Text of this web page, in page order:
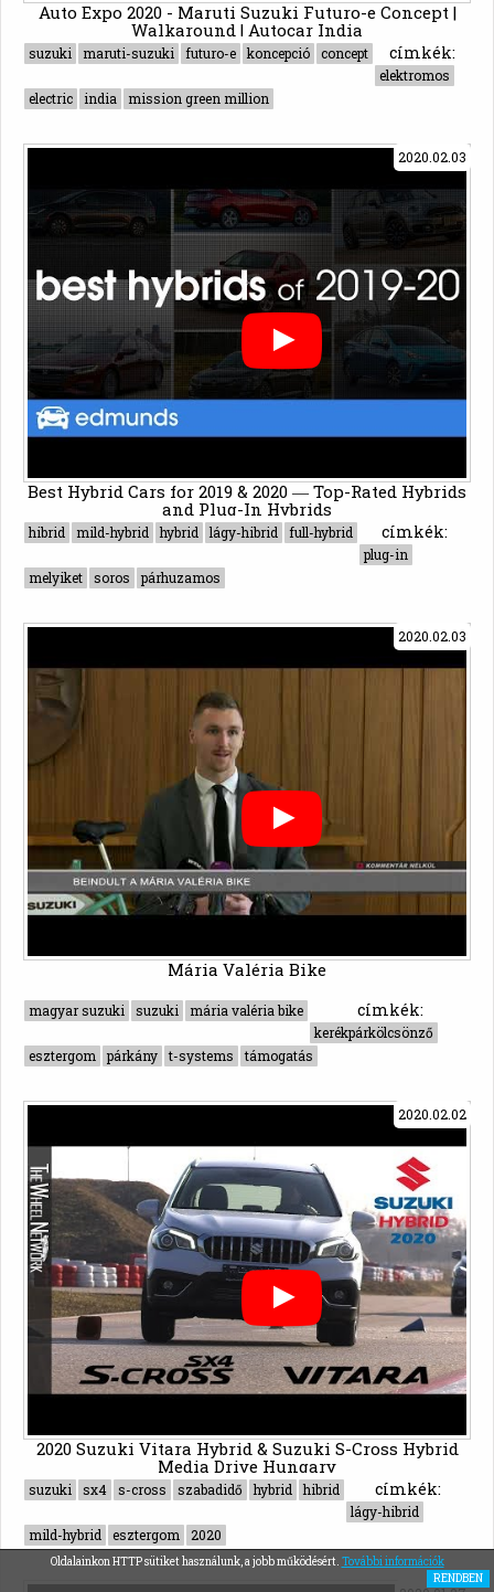
Auto Expo 2020 - Maruti Suzuki Futuro-e Concept |
Walkaround | Autocar India
címkék:
suzuki maruti-suzuki futuro-e koncepció
concept
elektromos
electric
india mission green million
Best Hybrid Cars for 2019 & 2020 ― Top-Rated Hybrids
and Plug-In Hybrids
címkék:
hibrid mild-hybrid hybrid lágy-hibrid
full-hybrid
plug-in
melyiket
soros párhuzamos
2020.02.03
Mária Valéria Bike
címkék:
magyar suzuki suzuki
mária valéria bike
kerékpárkölcsönző
esztergom
párkány t-systems támogatás
2020.02.03
2020 Suzuki Vitara Hybrid & Suzuki S-Cross Hybrid
Media Drive Hungary
címkék:
suzuki sx4 s-cross szabadidő hybrid
hibrid
lágy-hibrid
mild-hybrid
esztergom 2020
2020.02.02
Oldalainkon HTTP sütiket használunk, a jobb működésért. További információk
RENDBEN